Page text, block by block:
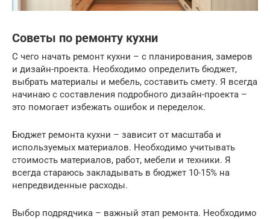
Советы по ремонту кухни
С чего начать ремонт кухни – с планирования, замеров
и дизайн-проекта. Необходимо определить бюджет,
выбрать материалы и мебель, составить смету. Я всегда
начинаю с составления подробного дизайн-проекта –
это помогает избежать ошибок и переделок.
Бюджет ремонта кухни – зависит от масштаба и
используемых материалов. Необходимо учитывать
стоимость материалов, работ, мебели и техники. Я
всегда стараюсь закладывать в бюджет 10-15% на
непредвиденные расходы.
Выбор подрядчика – важный этап ремонта. Необходимо